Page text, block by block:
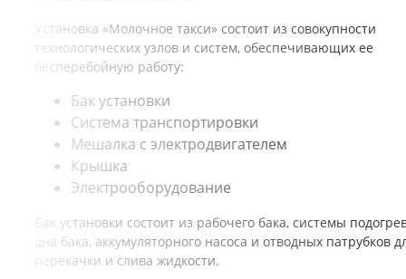
Установка «Молочное такси» состоит из совокупности
технологических узлов и систем, обеспечивающих ее
бесперебойную работу:
Бак установки
Система транспортировки
Мешалка с электродвигателем
Крышка
Электрооборудование
Бак установки состоит из рабочего бака, системы
дна бака, аккумуляторного насоса и отводных патрубков
перекачки и слива жидкости.